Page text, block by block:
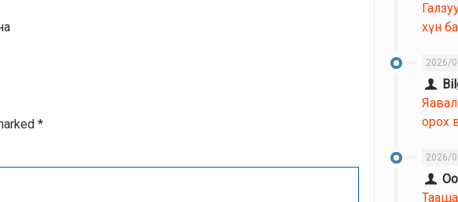
*
хүн
2026/
Яавал
орох
2026/